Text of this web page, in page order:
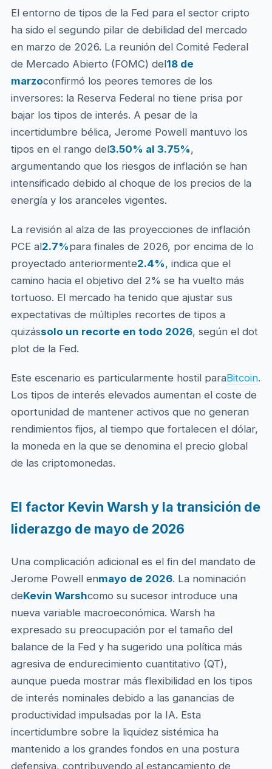
El entorno de tipos de la Fed para el sector cripto
ha sido el segundo pilar de debilidad del mercado
en marzo de 2026. La reunión del Comité Federal
de Mercado Abierto (FOMC) del18 de
marzoconfirmó los peores temores de los
inversores: la Reserva Federal no tiene prisa por
bajar los tipos de interés. A pesar de la
incertidumbre bélica, Jerome Powell mantuvo los
tipos en el rango del3.50% al 3.75%,
argumentando que los riesgos de inflación se han
intensificado debido al choque de los precios de la
energía y los aranceles vigentes.
La revisión al alza de las proyecciones de inflación
PCE al2.7%para finales de 2026, por encima de lo
proyectado anteriormente2.4%, indica que el
camino hacia el objetivo del 2% se ha vuelto más
tortuoso. El mercado ha tenido que ajustar sus
expectativas de múltiples recortes de tipos a
quizássolo un recorte en todo 2026, según el dot
plot de la Fed.
Este escenario es particularmente hostil paraBitcoin.
Los tipos de interés elevados aumentan el coste de
oportunidad de mantener activos que no generan
rendimientos fijos, al tiempo que fortalecen el dólar,
la moneda en la que se denomina el precio global
de las criptomonedas.
El factor Kevin Warsh y la transición de
liderazgo de mayo de 2026
Una complicación adicional es el fin del mandato de
Jerome Powell enmayo de 2026. La nominación
deKevin Warshcomo su sucesor introduce una
nueva variable macroeconómica. Warsh ha
expresado su preocupación por el tamaño del
balance de la Fed y ha sugerido una política más
agresiva de endurecimiento cuantitativo (QT),
aunque pueda mostrar más flexibilidad en los tipos
de interés nominales debido a las ganancias de
productividad impulsadas por la IA. Esta
incertidumbre sobre la liquidez sistémica ha
mantenido a los grandes fondos en una postura
defensiva, contribuyendo al estancamiento de